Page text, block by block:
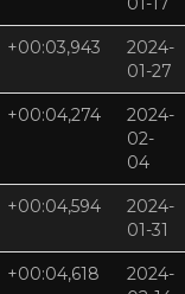
+00:03,943
2024-
01-27
+00:04,274
2024-
02-
04
+00:04,594
2024-
01-31
+00:04,618
2024-